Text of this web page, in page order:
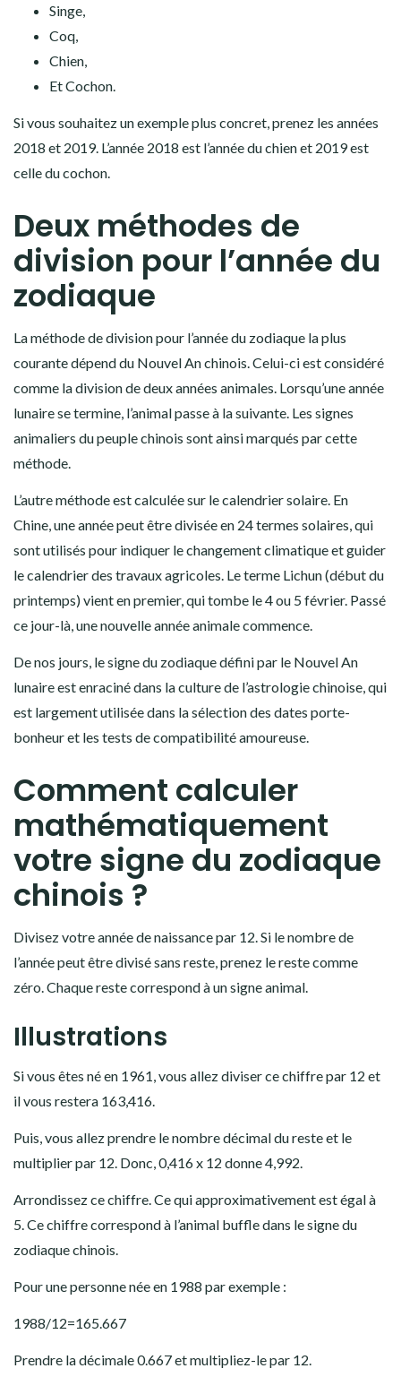
Singe,
Coq,
Chien,
Et Cochon.
Si vous souhaitez un exemple plus concret, prenez les années
2018 et 2019. L’année 2018 est l’année du chien et 2019 est
celle du cochon.
Deux méthodes de
division pour l’année du
zodiaque
La méthode de division pour l’année du zodiaque la plus
courante dépend du Nouvel An chinois. Celui-ci est considéré
comme la division de deux années animales. Lorsqu’une année
lunaire se termine, l’animal passe à la suivante. Les signes
animaliers du peuple chinois sont ainsi marqués par cette
méthode.
L’autre méthode est calculée sur le calendrier solaire. En
Chine, une année peut être divisée en 24 termes solaires, qui
sont utilisés pour indiquer le changement climatique et guider
le calendrier des travaux agricoles. Le terme Lichun (début du
printemps) vient en premier, qui tombe le 4 ou 5 février. Passé
ce jour-là, une nouvelle année animale commence.
De nos jours, le signe du zodiaque défini par le Nouvel An
lunaire est enraciné dans la culture de l’astrologie chinoise, qui
est largement utilisée dans la sélection des dates porte-
bonheur et les tests de compatibilité amoureuse.
Comment calculer
mathématiquement
votre signe du zodiaque
chinois ?
Divisez votre année de naissance par 12. Si le nombre de
l’année peut être divisé sans reste, prenez le reste comme
zéro. Chaque reste correspond à un signe animal.
Illustrations
Si vous êtes né en 1961, vous allez diviser ce chiffre par 12 et
il vous restera 163,416.
Puis, vous allez prendre le nombre décimal du reste et le
multiplier par 12. Donc, 0,416 x 12 donne 4,992.
Arrondissez ce chiffre. Ce qui approximativement est égal à
5. Ce chiffre correspond à l’animal buffle dans le signe du
zodiaque chinois.
Pour une personne née en 1988 par exemple :
1988/12=165.667
Prendre la décimale 0.667 et multipliez-le par 12.